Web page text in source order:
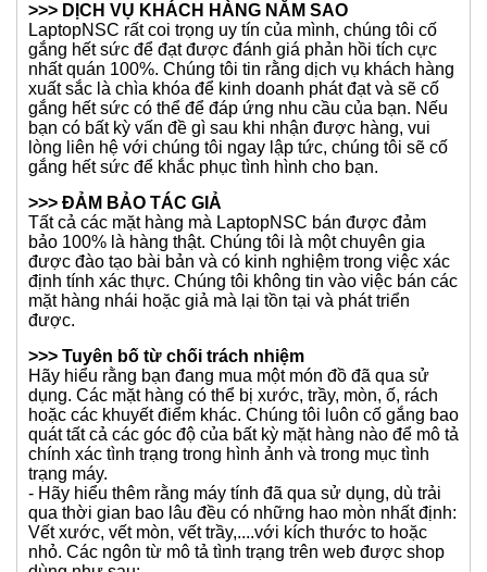
>>> DỊCH VỤ KHÁCH HÀNG NĂM SAO
LaptopNSC rất coi trọng uy tín của mình, chúng tôi cố
gắng hết sức để đạt được đánh giá phản hồi tích cực
nhất quán 100%. Chúng tôi tin rằng dịch vụ khách hàng
xuất sắc là chìa khóa để kinh doanh phát đạt và sẽ cố
gắng hết sức có thể để đáp ứng nhu cầu của bạn. Nếu
bạn có bất kỳ vấn đề gì sau khi nhận được hàng, vui
lòng liên hệ với chúng tôi ngay lập tức, chúng tôi sẽ cố
gắng hết sức để khắc phục tình hình cho bạn.
>>> ĐẢM BẢO TÁC GIẢ
Tất cả các mặt hàng mà LaptopNSC bán được đảm
bảo 100% là hàng thật. Chúng tôi là một chuyên gia
được đào tạo bài bản và có kinh nghiệm trong việc xác
định tính xác thực. Chúng tôi không tin vào việc bán các
mặt hàng nhái hoặc giả mà lại tồn tại và phát triển
được.
>>> Tuyên bố từ chối trách nhiệm
Hãy hiểu rằng bạn đang mua một món đồ đã qua sử
dụng. Các mặt hàng có thể bị xước, trầy, mòn, ố, rách
hoặc các khuyết điểm khác. Chúng tôi luôn cố gắng bao
quát tất cả các góc độ của bất kỳ mặt hàng nào để mô tả
chính xác tình trạng trong hình ảnh và trong mục tình
trạng máy.
- Hãy hiểu thêm rằng máy tính đã qua sử dụng, dù trải
qua thời gian bao lâu đều có những hao mòn nhất định:
Vết xước, vết mòn, vết trầy,....với kích thước to hoặc
nhỏ. Các ngôn từ mô tả tình trạng trên web được shop